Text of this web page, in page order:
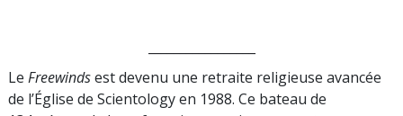
Le Freewindsest devenu une retraite religieuse avancée
de l’Église de Scientology en 1988. Ce bateau de